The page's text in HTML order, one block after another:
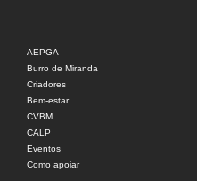
AEPGA
Burro de Miranda
Criadores
Bem-estar
CVBM
CALP
Eventos
Como apoiar